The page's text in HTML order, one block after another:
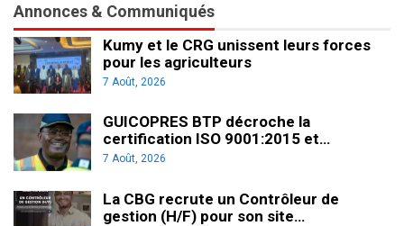
Annonces & Communiqués
Kumy et le CRG unissent leurs forces
pour les agriculteurs
7 Août, 2026
GUICOPRES BTP décroche la
certification ISO 9001:2015 et…
7 Août, 2026
La CBG recrute un Contrôleur de
gestion (H/F) pour son site…